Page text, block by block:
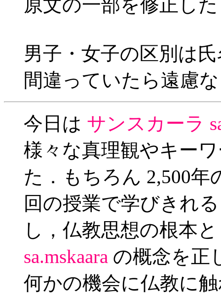
原文の一部を修正し
男子・女子の区別は
間違っていたら遠慮
今日は サンスカーラ
様々な真理観やキー
た．もちろん 2,500年
回の授業で学びきれ
し，仏教思想の根本
sa.mskaara の概念を正
何かの機会に仏教に